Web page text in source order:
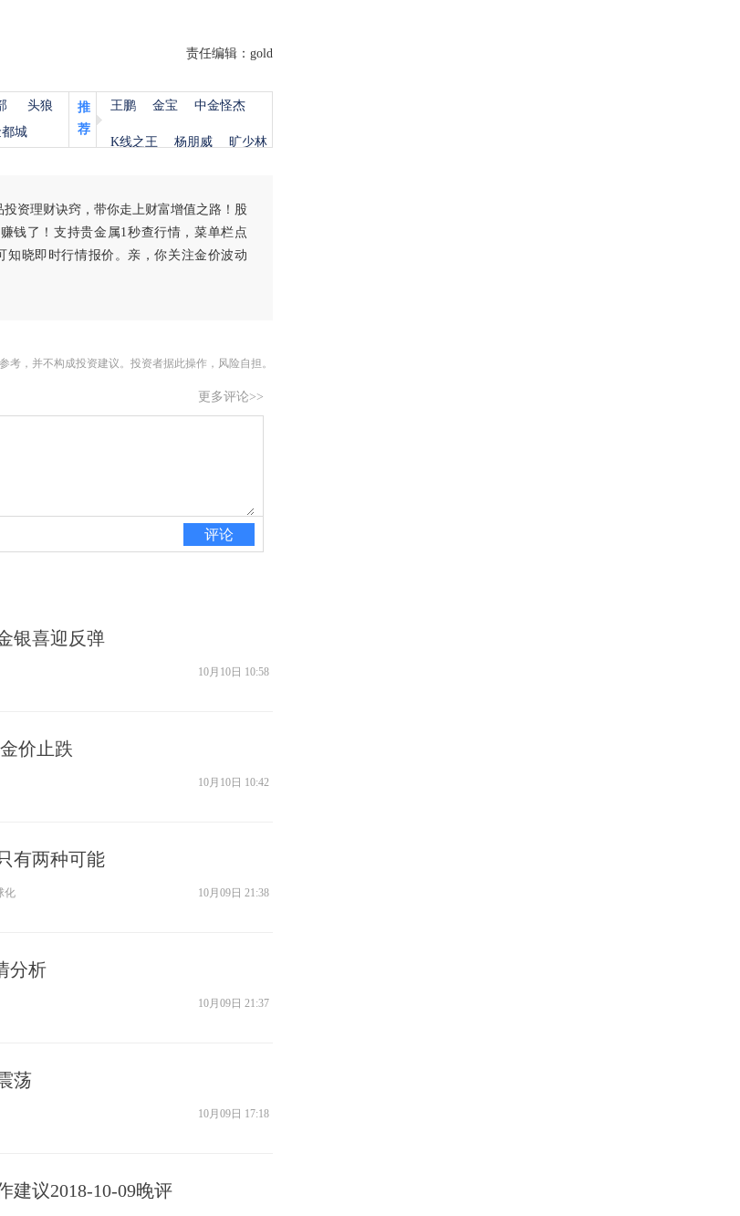
责任编辑：gold
头狼
城
推
荐
王鹏 金宝 中金怪杰
K线之王 杨朋威 旷少林
资理财诀窍，带你走上财富增值之路！股
钱了！支持贵金属1秒查行情，菜单栏点
知晓即时行情报价。亲，你关注金价波动
，并不构成投资建议。投资者据此操作，风险自担。
更多评论>>
评论
银喜迎反弹
10月10日 10:58
价止跌
10月10日 10:42
有两种可能
化 10月09日 21:38
分析
10月09日 21:37
荡
10月09日 17:18
建议2018-10-09晚评